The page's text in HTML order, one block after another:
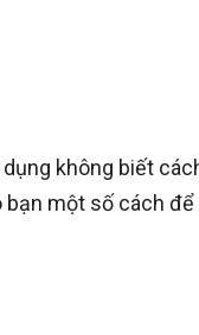
không biết
một số cách